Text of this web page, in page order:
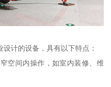
计的设备，具有以下特点：
空间内操作，如室内装修、维